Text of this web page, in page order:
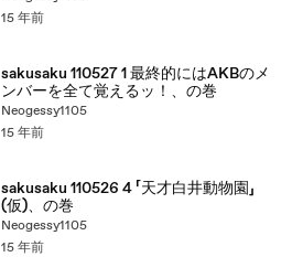
15 年前
sakusaku 110527 1 最終的にはAKBのメ
ンバーを全て覚えるッ！、の巻
Neogessy1105
15 年前
sakusaku 110526 4 「天才白井動物園」
(仮)、の巻
Neogessy1105
15 年前